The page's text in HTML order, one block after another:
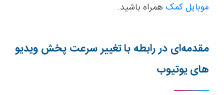
موبایل کمک همراه باشید.
مقدمه‌ای در رابطه با تغییر سرعت پخش ویدیو
های یوتیوب